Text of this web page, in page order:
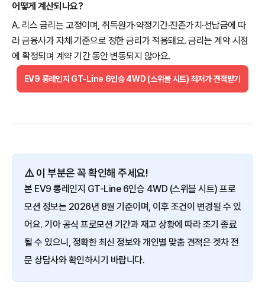
어떻게 계산되나요?
A. 리스 금리는 고정이며, 취득원가·약정기간·잔존가치·선납금에 따
라 금융사가 자체 기준으로 정한 금리가 적용돼요. 금리는 계약 시점
에 확정되며 계약 기간 동안 변동되지 않아요.
EV9 롱레인지 GT-Line 6인승 4WD (스위블 시트) 최저가 견적받기
⚠️ 이 부분은 꼭 확인해 주세요!
본 EV9 롱레인지 GT-Line 6인승 4WD (스위블 시트) 프로
모션 정보는 2026년 8월 기준이며, 이후 조건이 변경될 수 있
어요. 기아 공식 프로모션 기간과 재고 상황에 따라 조기 종료
될 수 있으니, 정확한 최신 정보와 개인별 맞춤 견적은 겟차 전
문 상담사와 확인하시기 바랍니다.